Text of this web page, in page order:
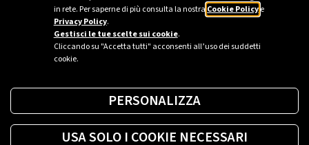
in rete. Per saperne di più consulta la nostra Cookie Policye
Privacy Policy.
Gestisci le tue scelte sui cookie.
Cliccando su "Accetta tutti" acconsenti all’uso dei suddetti
cookie.
PERSONALIZZA
USA SOLO I COOKIE NECESSARI
Sei un’azienda o una PA?
Trova la soluzione più giusta per te.
Richiedi una colonnina